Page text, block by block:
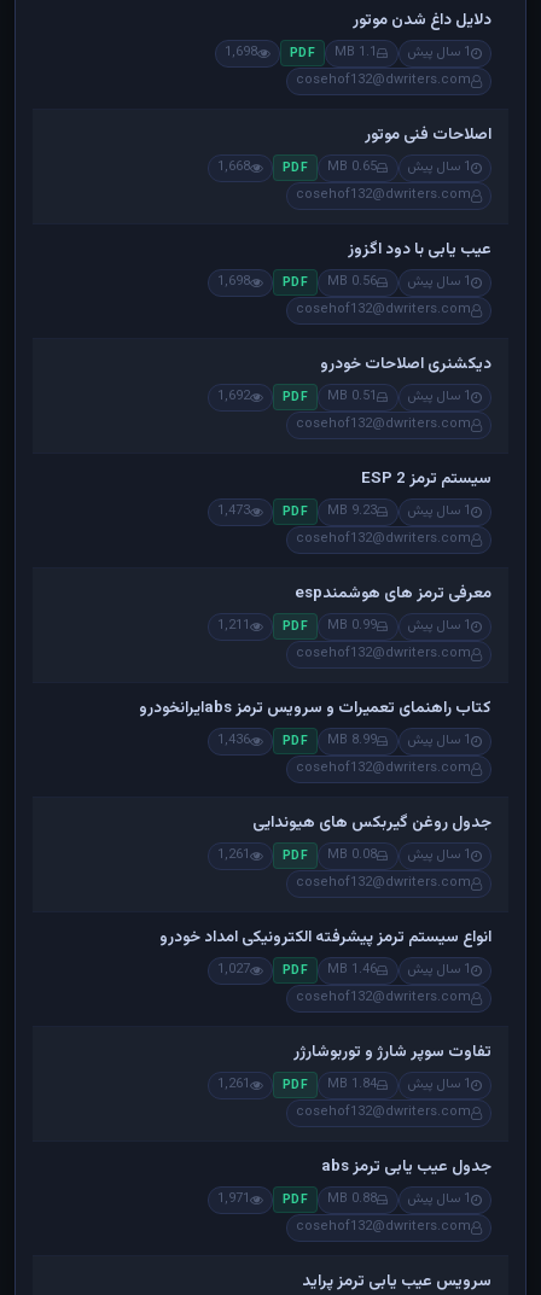
دلایل داغ شدن موتور
1 سال پیش 1.1 MB
PDF
1,698
cosehof132@dwriters.com
اصلاحات فنی موتور
1 سال پیش 0.65 MB
PDF
1,668
cosehof132@dwriters.com
عیب یابی با دود اگزوز
1 سال پیش 0.56 MB
PDF
1,698
cosehof132@dwriters.com
دیکشنری اصلاحات خودرو
1 سال پیش 0.51 MB
PDF
1,692
cosehof132@dwriters.com
سیستم ترمز ESP 2
1 سال پیش 9.23 MB
PDF
1,473
cosehof132@dwriters.com
معرفی ترمز های هوشمندesp
1 سال پیش 0.99 MB
PDF
1,211
cosehof132@dwriters.com
کتاب راهنمای تعمیرات و سرویس ترمز absایرانخودرو
1 سال پیش 8.99 MB
PDF
1,436
cosehof132@dwriters.com
جدول روغن گیربکس های هیوندایی
1 سال پیش 0.08 MB
PDF
1,261
cosehof132@dwriters.com
انواع سیستم ترمز پیشرفته الکترونیکی امداد خودرو
1 سال پیش 1.46 MB
PDF
1,027
cosehof132@dwriters.com
تفاوت سوپر شارژ و توربوشارژر
1 سال پیش 1.84 MB
PDF
1,261
cosehof132@dwriters.com
جدول عیب یابی ترمز abs
1 سال پیش 0.88 MB
PDF
1,971
cosehof132@dwriters.com
سرویس عیب یابی ترمز پراید